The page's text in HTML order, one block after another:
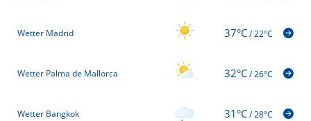
Wetter Madrid 37°C/22°C
Wetter Palma de Mallorca 32°C/26°C
Wetter Bangkok 31°C/28°C